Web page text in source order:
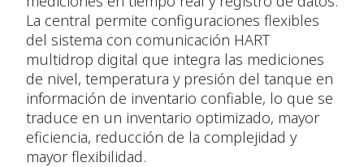
La central permite configuraciones flexibles
del sistema con comunicación HART
multidrop digital que integra las mediciones
de nivel, temperatura y presión del tanque en
información de inventario confiable, lo que se
traduce en un inventario optimizado, mayor
eficiencia, reducción de la complejidad y
mayor flexibilidad.